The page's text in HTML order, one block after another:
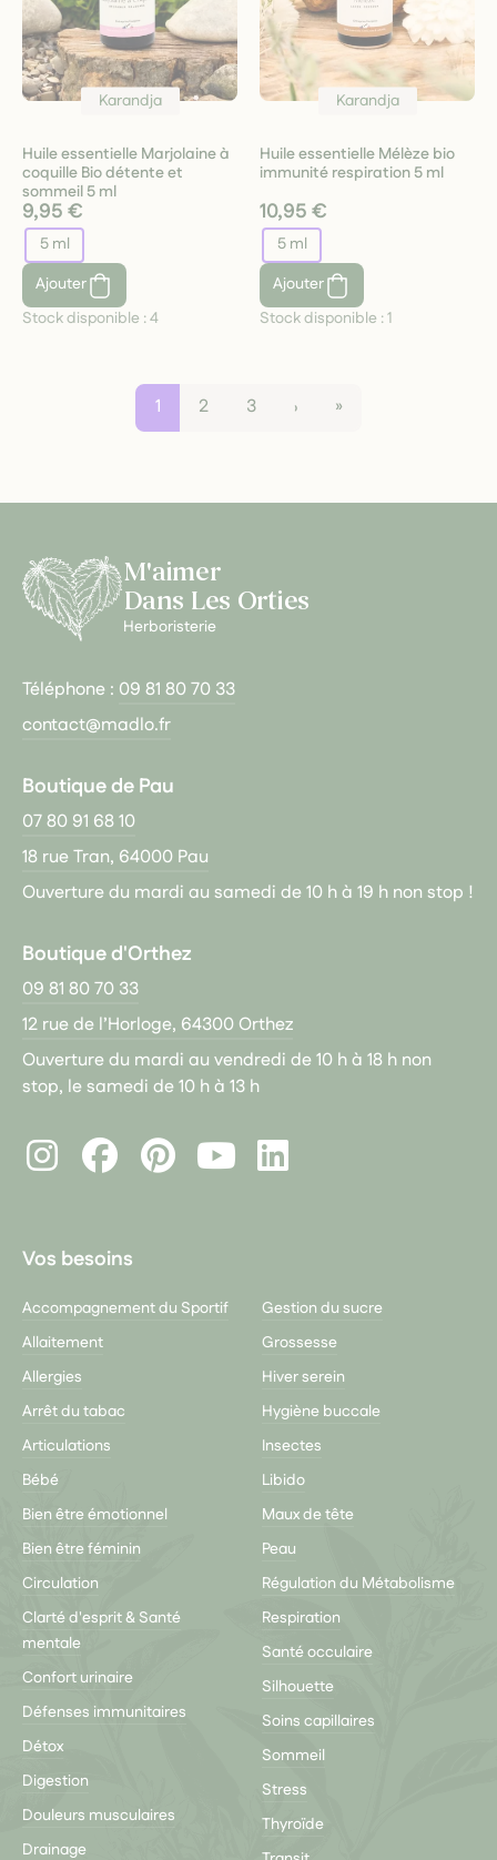
Karandja
Huile essentielle Marjolaine à
coquille Bio détente et
sommeil 5 ml
9,95 €
5 ml
Ajouter
Stock disponible :4
Karandja
Huile essentielle Mélèze bio
immunité respiration 5 ml
10,95 €
5 ml
Ajouter
Stock disponible :1
1 2 3 › »
M'aimer
Dans Les Orties
Herboristerie
Téléphone : 09 81 80 70 33
contact@madlo.fr
Boutique de Pau
07 80 91 68 10
18 rue Tran, 64000 Pau
Ouverture du mardi au samedi de 10 h à 19 h non stop !
Boutique d'Orthez
09 81 80 70 33
12 rue de l’Horloge, 64300 Orthez
Ouverture du mardi au vendredi de 10 h à 18 h non
stop, le samedi de 10 h à 13 h
InstagramFacebookPinterest
LinkedIn
Vos besoins
Accompagnement du Sportif
Allaitement
Allergies
Arrêt du tabac
Articulations
Bébé
Bien être émotionnel
Bien être féminin
Circulation
Clarté d'esprit & Santé
mentale
Confort urinaire
Défenses immunitaires
Détox
Digestion
Douleurs musculaires
Drainage
Gestion du sucre
Grossesse
Hiver serein
Hygiène buccale
Insectes
Libido
Maux de tête
Peau
Régulation du Métabolisme
Respiration
Santé occulaire
Silhouette
Soins capillaires
Sommeil
Stress
Thyroïde